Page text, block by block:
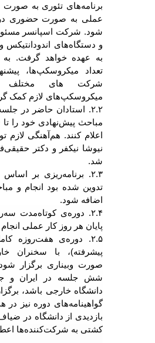
برنامه‌های تئوری به
عملی به صورت حضوری در
شود. شرکت اسپانسر
و دستگاه‌های
به عهده خواهد گرفت. به
تعداد میکروسکپ‌ها،
شرکت های مختلف
میکروسکپ‌های لازم کمک
اعلام کنند. هم‌آهنگی لازم
نیوشا نیکفر و دکتر
شد.
۲.۳. برنامه‌ریزی بر
تدوین شده بود انجام و
اضافه شود.
۲.۴. دوره‌ی کوتاه‌مدت
پایان هر روز کار عملی
۲.۵. دوره‌ی هفت‌روزه
پیشرفته)، با سخنران
صورت وبیناری برگزار
شش جلسه در ایران و
دانشگاه خارجی باشد،
گواهینامه‌های دوره نیز در
بازدیدی از دانشگاه در
کشتی به شرکت‌کننده‌ها